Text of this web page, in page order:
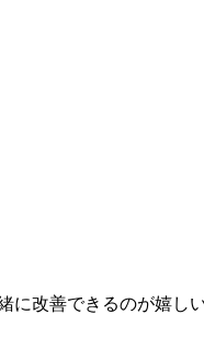
改善できるのが嬉し